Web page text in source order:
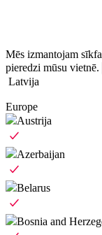
Mēs izmantojam
pieredzi mūsu vietnē.
Latvija
Europe
Austrija
Azerbaijan
Belarus
Bosnia and